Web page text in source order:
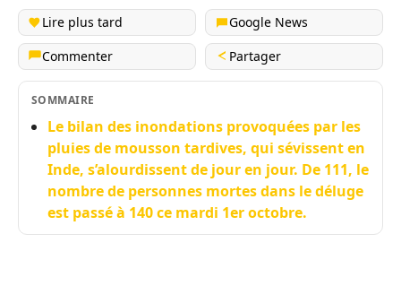
Lire plus tard
Google News
Commenter
Partager
SOMMAIRE
Le bilan des inondations provoquées par les
pluies de mousson tardives, qui sévissent en
Inde, s’alourdissent de jour en jour. De 111, le
nombre de personnes mortes dans le déluge
est passé à 140 ce mardi 1er octobre.